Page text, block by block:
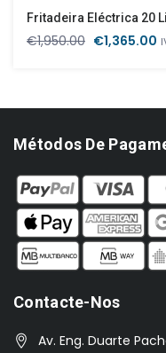
€1,950.00 O
€1,365.00 O
Métodos De
Contacte-Nos
Av. Eng. Duarte